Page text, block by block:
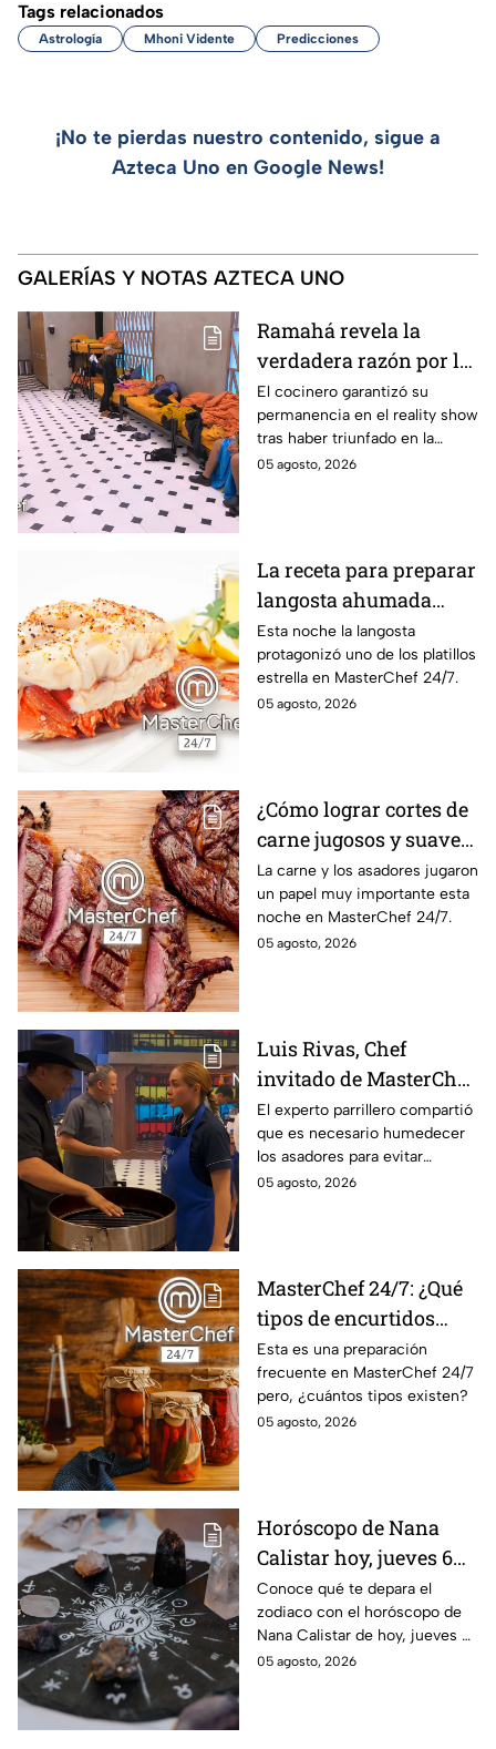
Tags relacionados
Astrología Mhoni Vidente Predicciones
¡No te pierdas nuestro contenido, sigue a
Azteca Uno en Google News!
GALERÍAS Y NOTAS AZTECA UNO
Ramahá revela la
verdadera razón por la
que subió a Daniela al
balcón de MasterChef
24/7
El cocinero garantizó su
permanencia en el reality show
tras haber triunfado en la
pasada batalla por equipos
05 agosto, 2026
La receta para preparar
langosta ahumada
como en MasterChef
24/7
Esta noche la langosta
protagonizó uno de los platillos
estrella en MasterChef 24/7.
05 agosto, 2026
¿Cómo lograr cortes de
carne jugosos y suaves
al estilo MasterChef
24/7?
La carne y los asadores jugaron
un papel muy importante esta
noche en MasterChef 24/7.
05 agosto, 2026
Luis Rivas, Chef
invitado de MasterChef
24/7 destaca la
importancia del agua
para la preparación de
cualquier asado
El experto parrillero compartió
que es necesario humedecer
los asadores para evitar
accidentes
05 agosto, 2026
MasterChef 24/7: ¿Qué
tipos de encurtidos
hay?
Esta es una preparación
frecuente en MasterChef 24/7
pero, ¿cuántos tipos existen?
05 agosto, 2026
Horóscopo de Nana
Calistar hoy, jueves 6
de agosto: a estos
signos se les abren las
puertas del dinero
Conoce qué te depara el
zodiaco con el horóscopo de
Nana Calistar de hoy, jueves 6
de agosto. ¿Será dinero o
05 agosto, 2026